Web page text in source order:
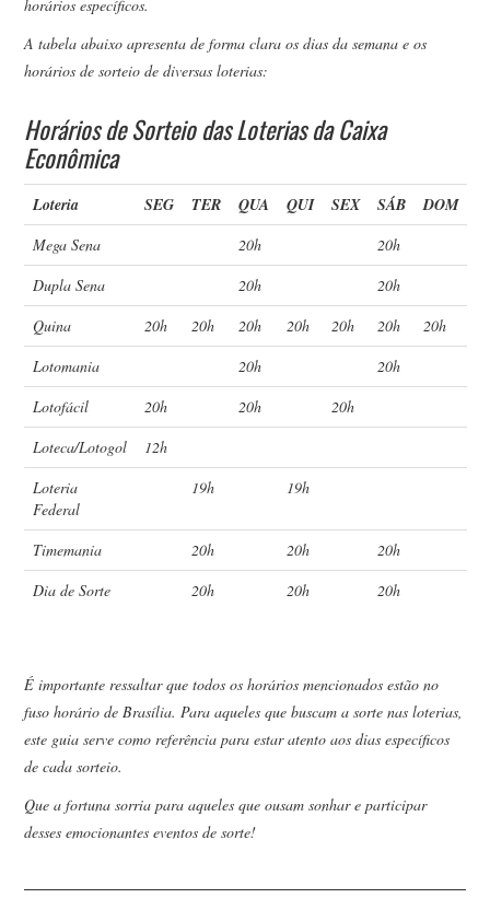
horários específicos.
A tabela abaixo apresenta de forma clara os dias da semana e os
horários de sorteio de diversas loterias:
Horários de Sorteio das Loterias da Caixa
Econômica
Loteria SEG TER QUA QUI SEX SÁB DOM
Mega Sena 20h
20h
Dupla Sena
20h
20h
Quina
20h 20h 20h 20h 20h 20h
20h
Lotomania
20h
20h
Lotofácil
20h 20h
20h
Loteca/Lotogol
12h
Loteria
Federal
19h 19h
Timemania 20h 20h
20h
Dia de Sorte
20h 20h 20h
É importante ressaltar que todos os horários mencionados estão no
fuso horário de Brasília. Para aqueles que buscam a sorte nas loterias,
este guia serve como referência para estar atento aos dias específicos
de cada sorteio.
Que a fortuna sorria para aqueles que ousam sonhar e participar
desses emocionantes eventos de sorte!